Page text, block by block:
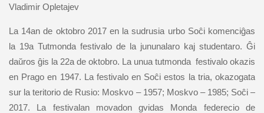
Vladimir Opletajev
La 14an de oktobro 2017 en la sudrusia urbo Soĉi komenciĝas
la 19a Tutmonda festivalo de la jununalaro kaj studentaro.Ĝi
daŭros ĝis la 22a de oktobro. La unua tutmonda festivalo okazis
en Prago en 1947. La festivalo en Soĉi estos la tria, okazogata
sur la teritorio de Rusio: Moskvo – 1957; Moskvo – 1985; Soĉi –
2017. La festivalan movadon gvidas Monda federecio de